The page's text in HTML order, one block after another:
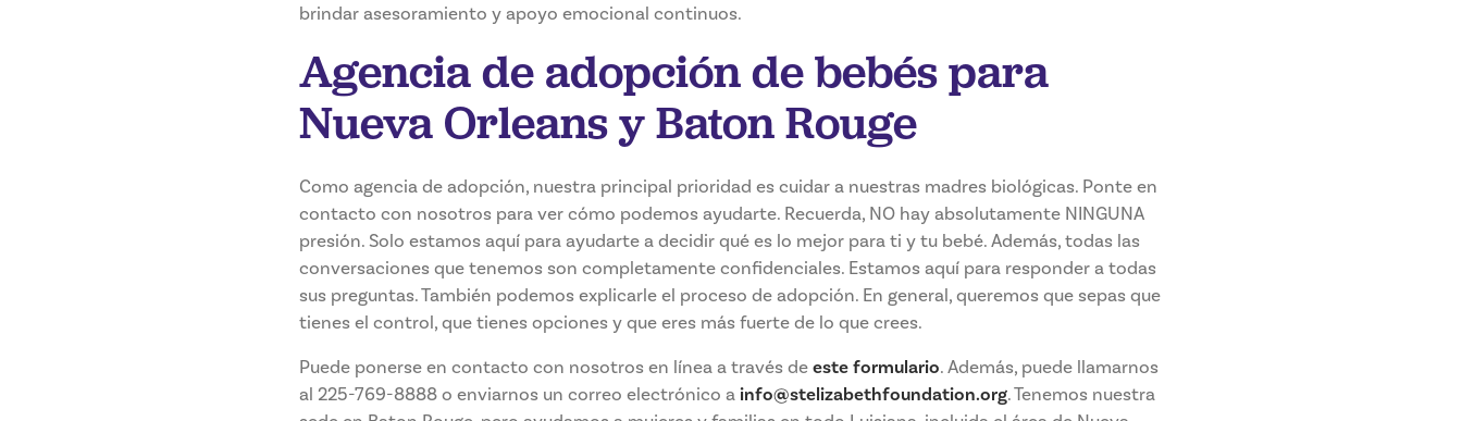
brindar asesoramiento y apoyo emocional continuos.
Agencia de adopción de bebés para
Nueva Orleans y Baton Rouge
Como agencia de adopción, nuestra principal prioridad es cuidar a nuestras madres biológicas. Ponte en
contacto con nosotros para ver cómo podemos ayudarte. Recuerda, NO hay absolutamente NINGUNA
presión. Solo estamos aquí para ayudarte a decidir qué es lo mejor para ti y tu bebé. Además, todas las
conversaciones que tenemos son completamente confidenciales. Estamos aquí para responder a todas
sus preguntas. También podemos explicarle el proceso de adopción. En general, queremos que sepas que
tienes el control, que tienes opciones y que eres más fuerte de lo que crees.
Puede ponerse en contacto con nosotros en línea a través deeste formulario. Además, puede llamarnos
al 225-769-8888 o enviarnos un correo electrónico ainfo@stelizabethfoundation.org. Tenemos nuestra